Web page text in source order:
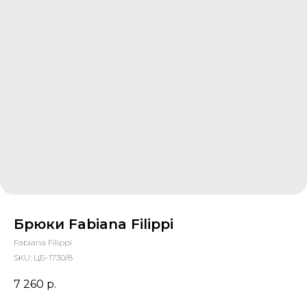
Брюки Fabiana Filippi
Fabiana Filippi
SKU: ЦБ-1730/8
7 260 р.